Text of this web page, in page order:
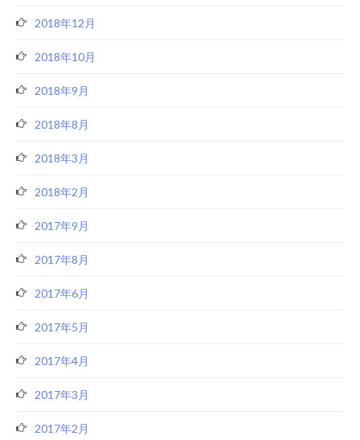
2018年12月
2018年10月
2018年9月
2018年8月
2018年3月
2018年2月
2017年9月
2017年8月
2017年6月
2017年5月
2017年4月
2017年3月
2017年2月